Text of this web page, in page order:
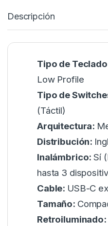
Descripción
Tipo de
Low Profile
Tipo de
(Táctil)
Arquitectura:
Distribución:
Inalámbrico:Sí
hasta 3
Cable: USB-C
Tamaño:
Retroiluminado: